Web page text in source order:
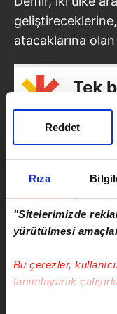
Rıza
"Sitelerimizde
yürütülmesi
Bu çerezler,
tanımlayarak
Reddet
atacaklarına